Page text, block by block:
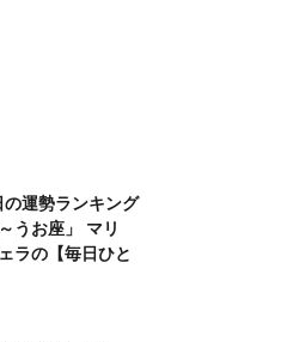
運勢ランキング
うお座」 マリ
ラの【毎日ひと